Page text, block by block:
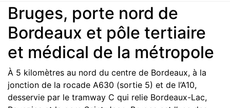
Bruges, porte nord de
Bordeaux et pôle tertiaire
et médical de la métropole
À 5 kilomètres au nord du centre de Bordeaux, à la
jonction de la rocade A630 (sortie 5) et de l’A10,
desservie par le tramway C qui relie Bordeaux-Lac,